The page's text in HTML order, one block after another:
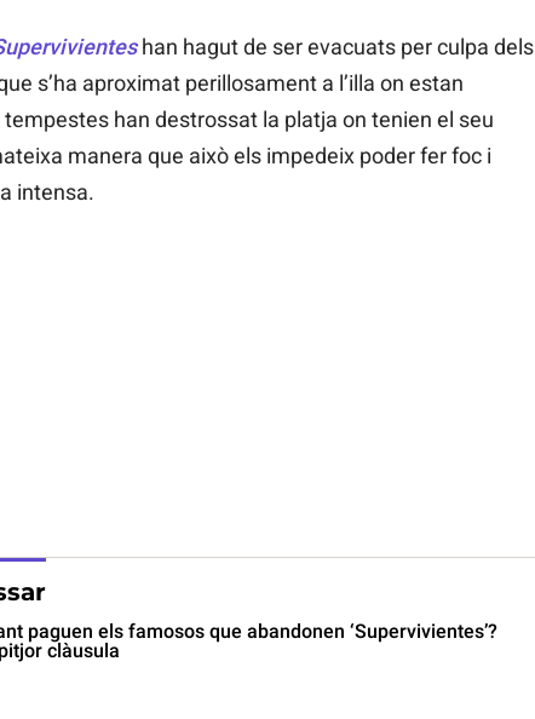
han hagut de ser evacuats per culpa dels
s’ha aproximat perillosament a l’illa on estan
han destrossat la platja on tenien el seu
manera que això els impedeix poder fer foc i
intensa.
paguen els famosos que abandonen ‘Supervivientes’?
clàusula